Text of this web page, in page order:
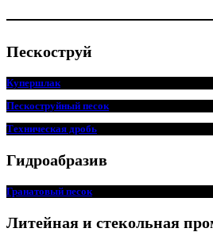
Пескоструй
Купершлак
Пескоструйный песок
Техническая дробь
Гидроабразив
Гранатовый песок
Литейная и стекольная